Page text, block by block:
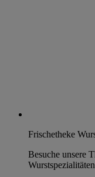
Frischetheke
Besuche unsere